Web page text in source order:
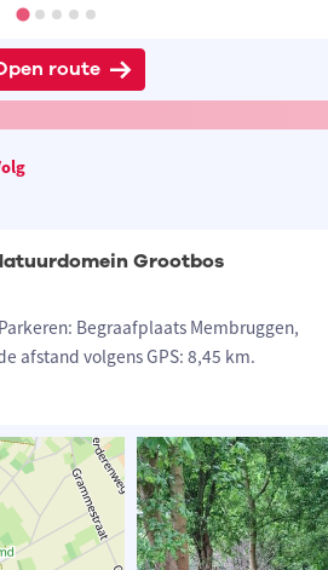
route
Grootbos
Begraafplaats Membruggen,
afstand volgens GPS: 8,45 km.